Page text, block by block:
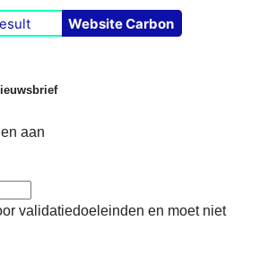
Website Carbon
aan
validatiedoeleinden en moet niet